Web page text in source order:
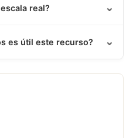
real? ⌄
es útil este recurso? ⌄